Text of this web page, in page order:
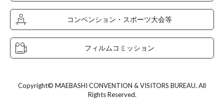
コンベンション・スポーツ大会等
フィルムコミッション
Copyright© MAEBASHI CONVENTION & VISITORS BUREAU. All
Rights Reserved.